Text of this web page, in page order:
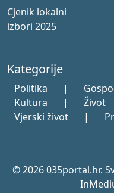
Cjenik lokalni
izbori 2025
Kategorije
Politika |
Kultura
| Život
Vjerski život
|
© 2026 035portal.hr.